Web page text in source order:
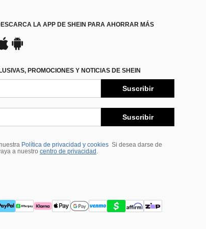
LA APP DE SHEIN PARA AHORRAR MÁS
PROMOCIONES Y NOTICIAS DE SHEIN
Suscribir
Suscribir
Política de privacidad y cookies Si desea darse de
a nuestro centro de privacidad .